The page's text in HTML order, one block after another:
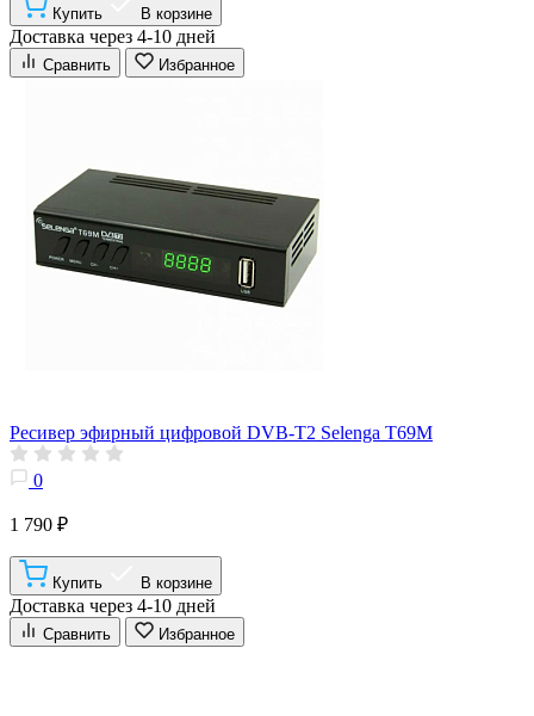
Купить В корзине
Доставка через 4-10 дней
Сравнить Избранное
Ресивер эфирный цифровой DVB-T2 Selenga T69M
0
1 790 ₽
Купить В корзине
Доставка через 4-10 дней
Сравнить Избранное